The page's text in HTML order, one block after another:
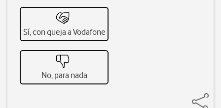
Sí, con queja a Vodafone
No, para nada